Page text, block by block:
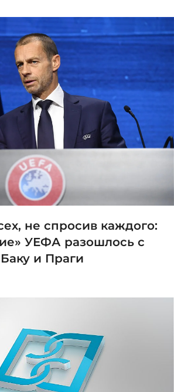
не спросив каждого:
УЕФА разошлось с
и Праги